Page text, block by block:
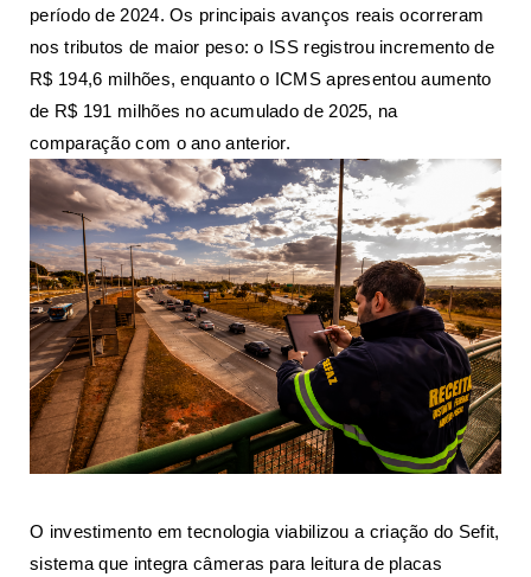
período de 2024. Os principais avanços reais ocorreram
nos tributos de maior peso: o ISS registrou incremento de
R$ 194,6 milhões, enquanto o ICMS apresentou aumento
de R$ 191 milhões no acumulado de 2025, na
comparação com o ano anterior.
O investimento em tecnologia viabilizou a criação do Sefit,
sistema que integra câmeras para leitura de placas